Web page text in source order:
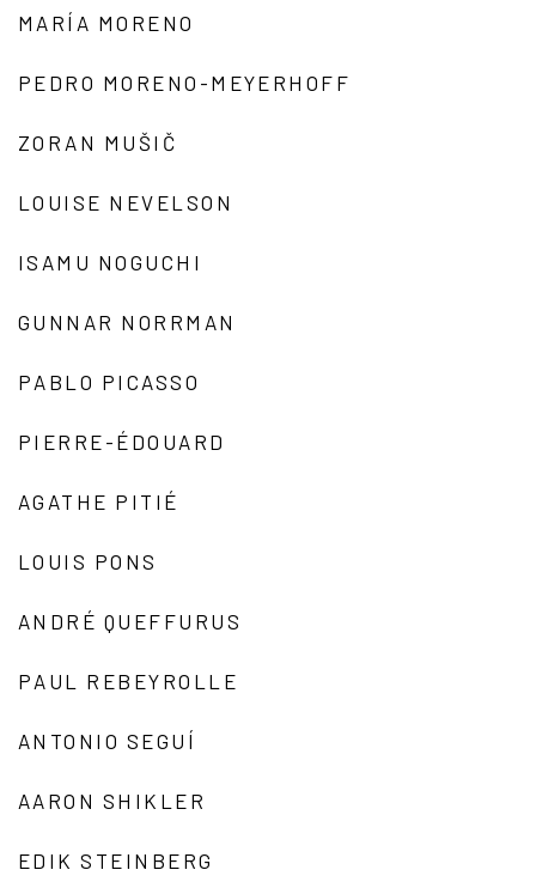
MARÍA MORENO
PEDRO MORENO-MEYERHOFF
ZORAN MUŠIČ
LOUISE NEVELSON
ISAMU NOGUCHI
GUNNAR NORRMAN
PABLO PICASSO
PIERRE-ÉDOUARD
AGATHE PITIÉ
LOUIS PONS
ANDRÉ QUEFFURUS
PAUL REBEYROLLE
ANTONIO SEGUÍ
AARON SHIKLER
EDIK STEINBERG